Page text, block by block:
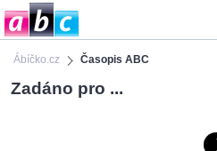
Ábíčko.cz Časopis ABC
Zadáno pro ...